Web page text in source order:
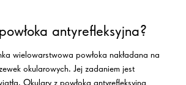
powłoka antyrefleksyjna?
wielowarstwowa powłoka nakładana na
okularowych. Jej zadaniem jest